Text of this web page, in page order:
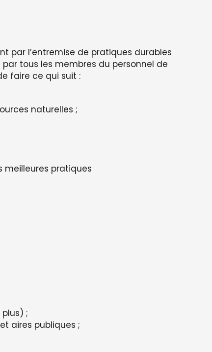
par l’entremise de pratiques durables
tous les membres du personnel de
faire ce qui suit :
naturelles ;
meilleures pratiques
;
aires publiques ;